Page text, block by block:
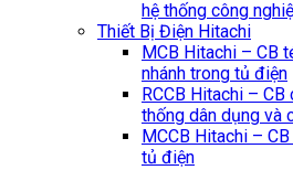
hệ thống công
Thiết Bị Điện Hitachi
MCB Hitachi – CB
nhánh trong tủ điện
RCCB Hitachi –
thống dân dụng và
MCCB Hitachi –
tủ điện